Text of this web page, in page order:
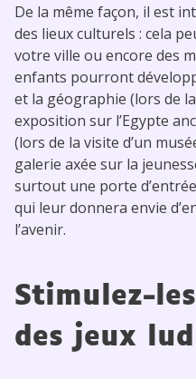
De la même façon, il est
des lieux culturels : cela
votre ville ou encore des
enfants pourront
et la géographie (lors de
exposition sur l’Egypte
(lors de la visite d’un
galerie axée sur la
surtout une porte
qui leur donnera envie
l’avenir.
Stimulez-
des jeux